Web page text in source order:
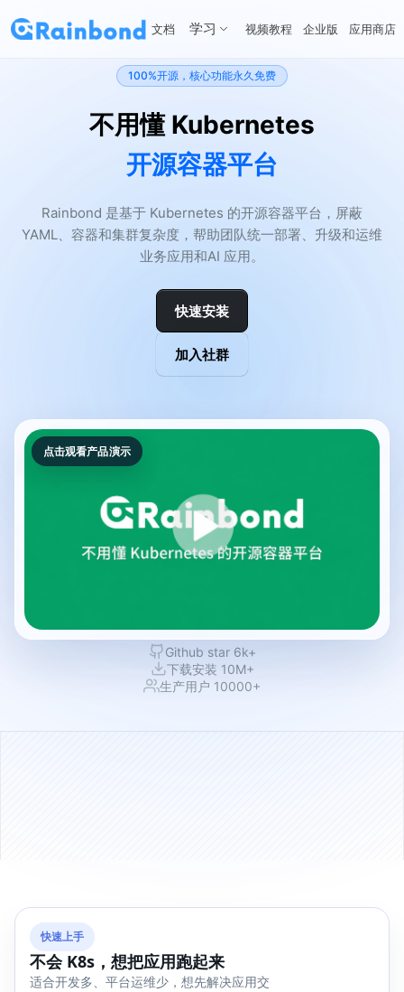
文档 学习 视频教程 企业版 应用商店
100%开源，核心功能永久免费
不用懂 Kubernetes
开源容器平台
Rainbond 是基于 Kubernetes 的开源容器平台，屏蔽
YAML、容器和集群复杂度，帮助团队统一部署、升级和运维
业务应用和AI 应用。
快速安装
加入社群
点击观看产品演示
Github star 6k+
下载安装 10M+
生产用户 10000+
快速上手
不会 K8s，想把应用跑起来
适合开发多、平台运维少，想先解决应用交